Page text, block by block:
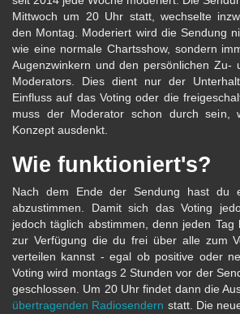
Mittwoch um 20 Uhr statt, wechselte
den Montag. Moderiert wird die Sendung
wie eine normale Chartsshow, sondern
Augenzwinkern und den persönlichen Zu-
Moderators. Dies dient nur der
Einfluss auf das Voting oder die
muss der Moderator schon durch sein,
Konzept ausdenkt.
Wie funktioniert's?
Nach dem Ende der Sendung hast du
abzustimmen. Damit sich das Voting
jedoch täglich abstimmen, denn jeden Tag
zur Verfügung die du frei über alle zum
verteilen kannst - egal ob positive oder
Voting wird montags 2 Stunden vor der
geschlossen. Um 20 Uhr findet dann die
übertragenden Radiosendern statt. Die